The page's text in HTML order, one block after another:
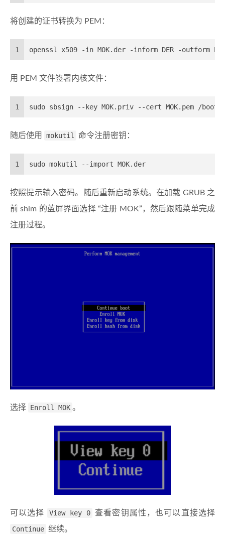
将创建的证书转换为 PEM：
1 openssl x509 -in MOK.der -inform DER -outform
用 PEM 文件签署内核文件：
1 sudo sbsign --key MOK.priv --cert MOK.pem /
随后使用 mokutil 命令注册密钥：
1 sudo mokutil --import MOK.der
按照提示输入密码。随后重新启动系统。在加载 GRUB 之
前 shim 的蓝屏界面选择 “注册 MOK”，然后跟随菜单完成
注册过程。
选择 Enroll MOK 。
可以选择 View key 0 查看密钥属性，也可以直接选择
Continue 继续。